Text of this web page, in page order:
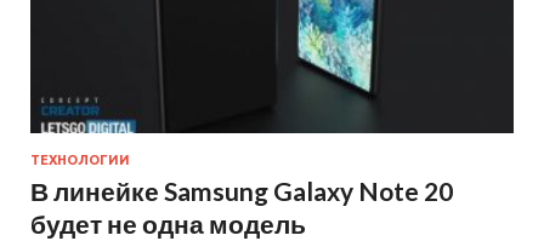
ТЕХНОЛОГИИ
В линейке Samsung Galaxy Note 20
будет не одна модель